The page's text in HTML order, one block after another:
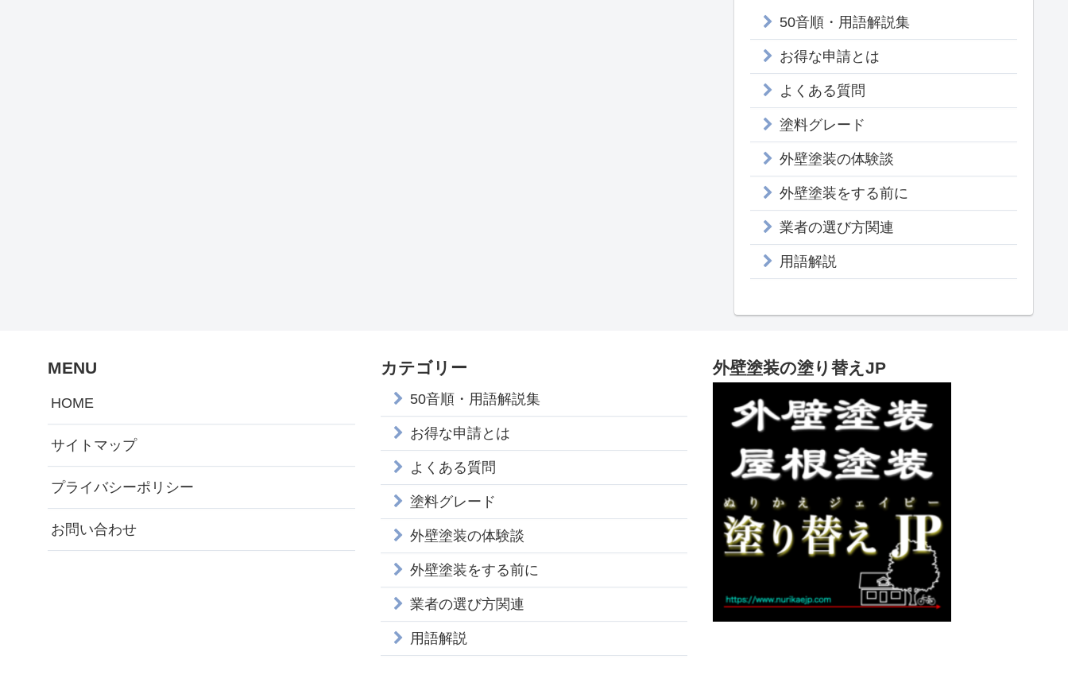
50音順・用語解説集
お得な申請とは
よくある質問
塗料グレード
外壁塗装の体験談
外壁塗装をする前に
業者の選び方関連
用語解説
MENU
HOME
サイトマップ
プライバシーポリシー
お問い合わせ
カテゴリー
50音順・用語解説集
お得な申請とは
よくある質問
塗料グレード
外壁塗装の体験談
外壁塗装をする前に
業者の選び方関連
用語解説
外壁塗装の塗り替えJP